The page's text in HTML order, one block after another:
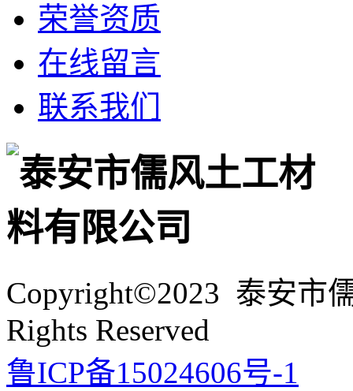
荣誉资质
在线留言
联系我们
Copyright©2023 泰安市
Rights Reserved
鲁ICP备15024606号-1